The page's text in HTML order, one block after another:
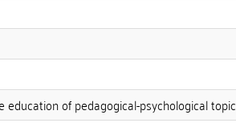
education of pedagogical-psychological topic